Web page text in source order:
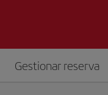
Gestionar reserva